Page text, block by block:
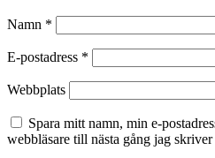
Namn *
E-postadress *
Webbplats
Spara mitt namn, min e-
webbläsare till nästa gång jag